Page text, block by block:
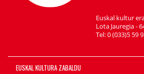
Euskal kultur
Lota Jauregia -
Tel: 0 (033)5 59
EUSKAL KULTURA ZABALDU